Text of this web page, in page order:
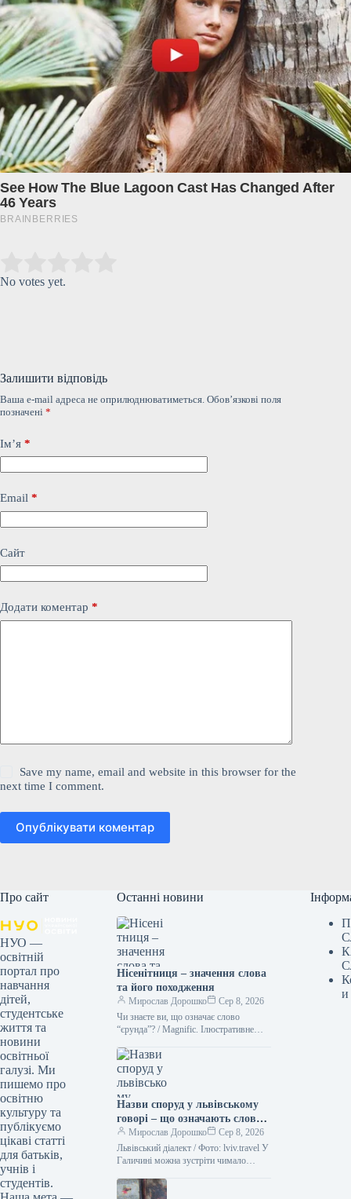
No votes yet.
Залишити відповідь
Ваша e-mail адреса не оприлюднюватиметься. Обов’язкові поля
позначені *
Ім’я *
Email *
Сайт
Додати коментар *
Save my name, email and website in this browser for the
next time I comment.
Опублікувати коментар
Про сайт
НУО —
освітній
портал про
навчання
дітей,
студентське
життя та
новини
освітньої
галузі. Ми
пишемо про
освітню
культуру та
публікуємо
цікаві статті
для батьків,
учнів і
студентів.
Останні новини
Нісенітниця – значення слова
та його походження
Мирослав Дорошко
Сер 8, 2026
Чи знаєте ви, що означає слово
“єрунда”? / Magnific. Ілюстративне
буває цікавішою за саме його…
Назви споруд у львівському
говорі – що означають слова
“двірець”, “креденс”,
“кнайпа”
Мирослав Дорошко
Сер 8, 2026
Львівський діалект / Фото: lviv.travel У
Галичині можна зустріти чимало
справді спантеличити навіть
и